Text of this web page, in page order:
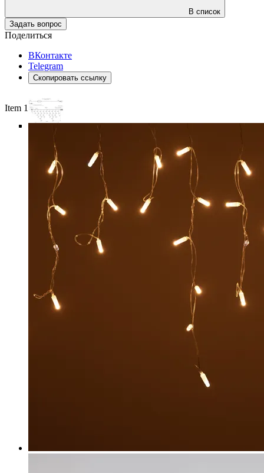
В список
Задать вопрос
Поделиться
ВКонтакте
Telegram
Скопировать ссылку
Item 1 of 6